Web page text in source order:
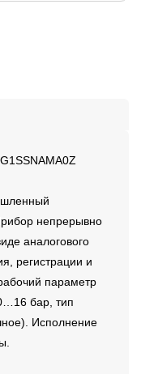
непрерывно
аналогового
регистрации и
параметр
бар, тип
Исполнение